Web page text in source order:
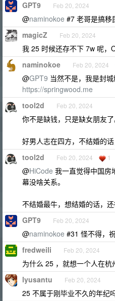
GPT9 Feb 20, 2024
@naminokoe #7 老哥是搞移
magicZ Feb 20, 2024
我 25 时候还存不下 7w 呢，
naminokoe Feb 20, 2024
@GPT9 当然不是，我是封城
https://springwood.me
tool2d Feb 20, 2024
你不是缺钱，只是缺女朋友了
好男人志在四方，不结婚的话
tool2d Feb 20, 2024 1
@HiCode 我一直觉得中国房
幕没啥关系。
不结婚最牛，想结婚的话，
GPT9 Feb 20, 2024
@naminokoe #31 怪不得，
fredweili Feb 20, 2024
为什么 25 ，就想一个人在杭
lyusantu Feb 20, 2024
25 不属于刚毕业不久的年纪